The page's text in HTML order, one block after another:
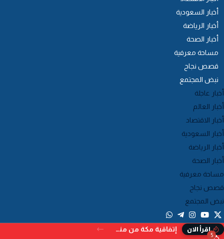
أخبار السعودية
أخبار الرياضة
أخبار الصحة
مساحة معرفية
قصص نجاح
نبض المجتمع
عاجلة
العالم
الاقتصاد
السعودية
الرياضة
الصحة
معرفية
نجاح
المجتمع
إقرأ الان إتفاقية مكة من منظور دولي
5